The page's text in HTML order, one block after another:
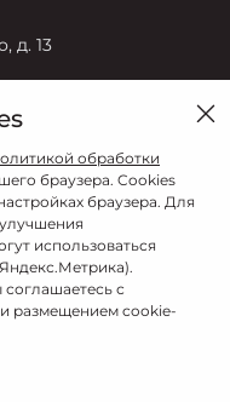
д. 13
обработки
браузера. Cookies
браузера. Для
использоваться
с
размещением cookie-